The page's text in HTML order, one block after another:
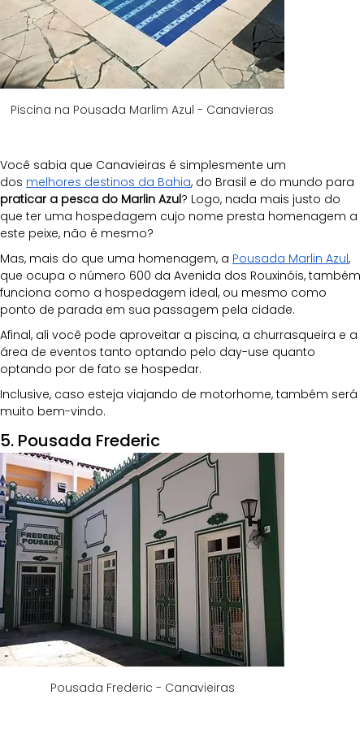
Piscina na Pousada Marlim Azul - Canavieras
Você sabia que Canavieiras é simplesmente um
dos melhores destinos da Bahia, do Brasil e do mundo para
praticar a pesca do Marlin Azul? Logo, nada mais justo do
que ter uma hospedagem cujo nome presta homenagem a
este peixe, não é mesmo?
Mas, mais do que uma homenagem, a Pousada Marlin Azul,
que ocupa o número 600 da Avenida dos Rouxinóis, também
funciona como a hospedagem ideal, ou mesmo como
ponto de parada em sua passagem pela cidade.
Afinal, ali você pode aproveitar a piscina, a churrasqueira e a
área de eventos tanto optando pelo day-use quanto
optando por de fato se hospedar.
Inclusive, caso esteja viajando de motorhome, também será
muito bem-vindo.
5. Pousada Frederic
Pousada Frederic - Canavieiras